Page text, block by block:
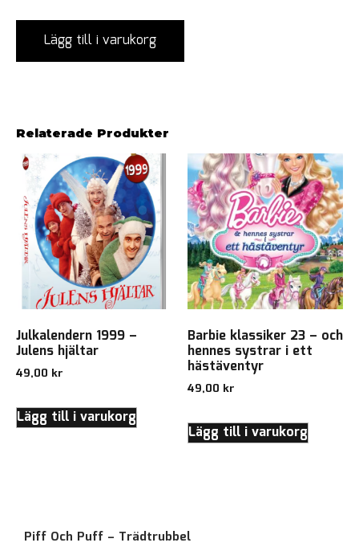
Lägg till i varukorg
Piff Och Puff – Trädtrubbel
Relaterade Produkter
Julkalendern 1999 –
Julens hjältar
49,00 kr
Lägg till i varukorg
Barbie klassiker 23 – och
hennes systrar i ett
hästäventyr
49,00 kr
Lägg till i varukorg